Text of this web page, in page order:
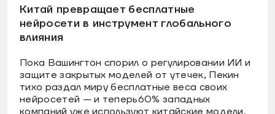
Китай превращает бесплатные
нейросети в инструмент глобального
влияния
Пока Вашингтон спорил о регулировании ИИ и
защите закрытых моделей от утечек, Пекин
тихо раздал миру бесплатные веса своих
нейросетей — и теперь60% западных
компаний уже используют китайские модели.